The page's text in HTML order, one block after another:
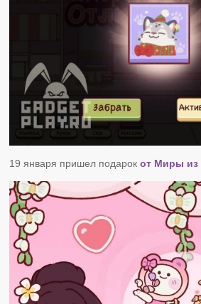
19 января пришел подарокот Миры из